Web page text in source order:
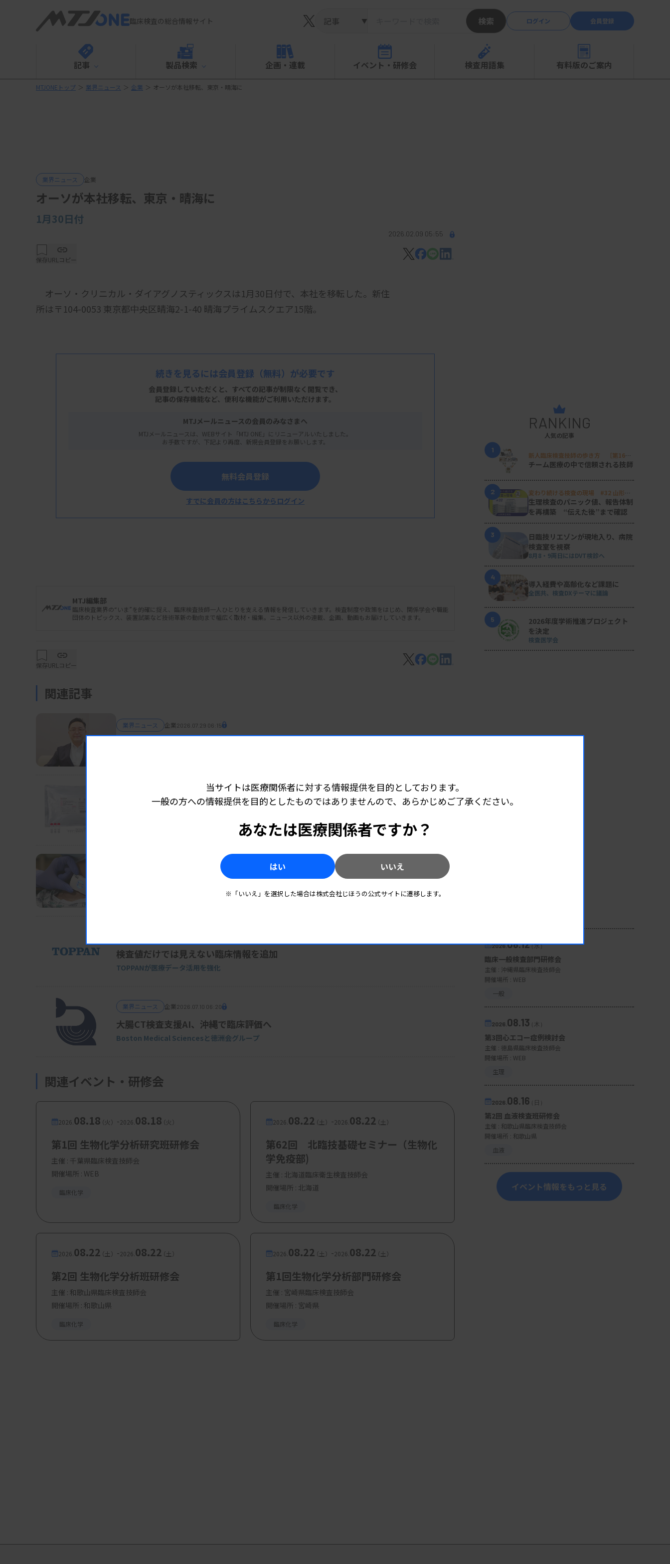
臨床検査の総合情報サイト ▼ 検索 ログイン 会員登録
記事 製品検索 企画・連載 イベント・研修会 検査用語集 有料版のご案内
MTJONEトップ ＞ 業界ニュース ＞ 企業 ＞ オーソが本社移転、東京・晴海に
業界ニュース 企業
オーソが本社移転、東京・晴海に
1月30日付
2026.02.09 05:55
保存URLコピー
オーソ・クリニカル・ダイアグノスティックスは1月30日付で、本社を移転した。新住
所は〒104-0053 東京都中央区晴海2-1-40 晴海プライムスクエア15階。
続きを見るには会員登録 （無料）が必要です
会員登録していただくと、すべての記事が制限なく閲覧でき、
記事の保存機能など、便利な機能がご利用いただけます。
MTJメールニュースの会員のみなさまへ
MTJメールニュースは、WEBサイト「MTJ ONE」にリニューアルいたしました。
お手数ですが、下記より再度、新規会員登録をお願いします。
無料会員登録
すでに会員の方はこちらからログイン
MTJ編集部
臨床検査業界の“いま”を的確に捉え、臨床検査技師一人ひとりを支える情報を発信していきます。検査制度や政策をはじめ、関係学会や職能
団体のトピックス、装置試薬など技術革新の動向まで幅広く取材・編集。ニュース以外の連載、企画、動画もお届けしていきます。
保存URLコピー
関連記事
業界ニュース 企業2026.07.29 06:15
2026.07.29 06:05
2026.07.27 06:05
デンカ、血流測定ウエアラブル開発企業に出資
検査値だけでは見えない臨床情報を追加
TOPPANが医療データ活用を強化
業界ニュース 企業2026.07.10 06:20
大腸CT検査支援AI、沖縄で臨床評価へ
Boston Medical Sciencesと徳洲会グループ
関連イベント・研修会
2026. 08.18（火） -2026. 08.18（火）
第1回 生物化学分析研究班研修会
主催 : 千葉県臨床検査技師会
開催場所 : WEB
臨床化学
2026. 08.22（土） -2026. 08.22（土）
第62回 北臨技基礎セミナー（生物化
学免疫部)
主催 : 北海道臨床衛生検査技師会
開催場所 : 北海道
臨床化学
2026. 08.22（土） -2026. 08.22（土）
第2回 生物化学分析班研修会
主催 : 和歌山県臨床検査技師会
開催場所 : 和歌山県
臨床化学
2026. 08.22（土） -2026. 08.22（土）
第1回生物化学分析部門研修会
主催 : 宮崎県臨床検査技師会
開催場所 : 宮崎県
臨床化学
RANKING
人気の記事
1
新人臨床検査技師の歩き方 ［第16
回］
チーム医療の中で信頼される技師
2
変わり続ける検査の現場 #32 山形済
生病院
生理検査のパニック値、報告体制
を再構築 “伝えた後”まで確認
3
日臨技リエゾンが現地入り、病院
検査室を視察
8月8・9両日にはDVT検診へ
4
導入経費や高齢化など課題に
全医共、検査DXテーマに議論
5
2026年度学術推進プロジェクト
を決定
検査医学会
2026.08.12（水）
臨床一般検査部門研修会
主催 : 沖縄県臨床検査技師会
開催場所 : WEB
一般
2026. 08.13（木）
第3回心エコー症例検討会
主催 : 徳島県臨床検査技師会
開催場所 : WEB
生理
2026. 08.16（日）
第2回 血液検査班研修会
主催 : 和歌山県臨床検査技師会
開催場所 : 和歌山県
血液
イベント情報をもっと見る
当サイトは医療関係者に対する情報提供を目的としております。
一般の方への情報提供を目的としたものではありませんので、あらかじめご了承ください。
あなたは医療関係者ですか？
はい いいえ
※「いいえ」を選択した場合は株式会社じほうの公式サイトに遷移します。